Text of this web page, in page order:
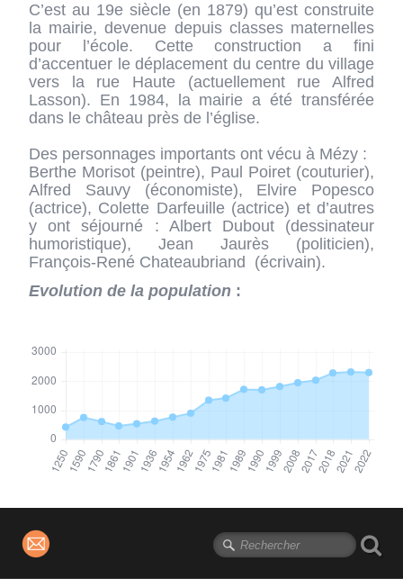
C’est au 19e siècle (en 1879) qu’est construite
la mairie, devenue depuis classes maternelles
pour l’école. Cette construction a fini
d’accentuer le déplacement du centre du village
vers la rue Haute (actuellement rue Alfred
Lasson). En 1984, la mairie a été transférée
dans le château près de l’église.
Des personnages importants ont vécu à Mézy :
Berthe Morisot (peintre), Paul Poiret (couturier),
Alfred Sauvy (économiste), Elvire Popesco
(actrice), Colette Darfeuille (actrice) et d’autres
y ont séjourné : Albert Dubout (dessinateur
humoristique), Jean Jaurès (politicien),
François-René Chateaubriand (écrivain).
Evolution de la population :